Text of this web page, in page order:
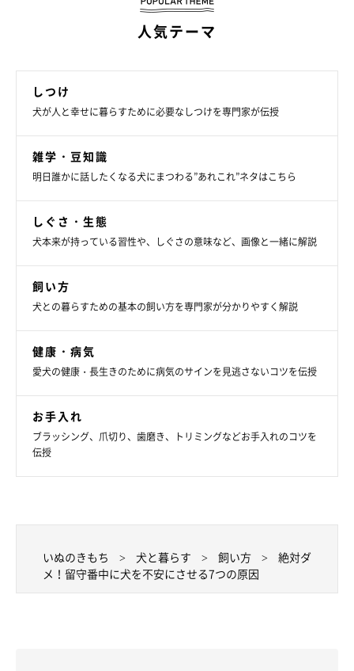
犬が退屈しないようにと窓際にサークルを置いて、家の外が見え
るようにする飼い主さんがいますが、これはNG！ 愛犬が見張
冷えた外気のせいで寒暖の差が激しくなるため、犬の体にもよく
ありません。こうした心配な点があるため、窓のそばでのお留守
人気テーマ
しつけ
犬が人と幸せに暮らすために必要なしつけを専門家が伝授
雑学・豆知識
明日誰かに話したくなる犬にまつわる”あれこれ”ネタはこちら
しぐさ・生態
犬本来が持っている習性や、しぐさの意味など、画像と一緒に解説
飼い方
犬との暮らすための基本の飼い方を専門家が分かりやすく解説
健康・病気
愛犬の健康・長生きのために病気のサインを見逃さないコツを伝授
お手入れ
ブラッシング、爪切り、歯磨き、トリミングなどお手入れのコツを
伝授
いぬのきもち 犬と暮らす 飼い方
絶対ダ
メ！留守番中に犬を不安にさせる7つの原因